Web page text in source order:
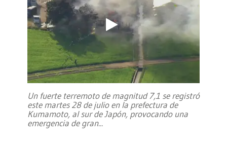
Un fuerte terremoto de magnitud 7,1 se registró
este martes 28 de julio en la prefectura de
Kumamoto, al sur de Japón, provocando una
emergencia de gran...